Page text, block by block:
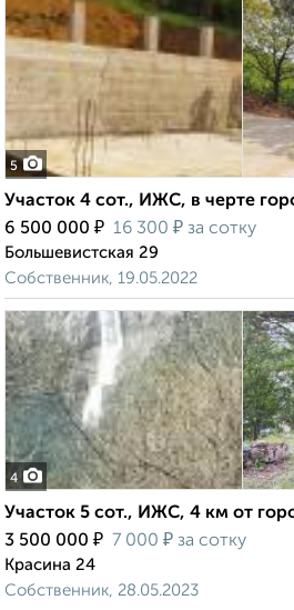
5
Участок 4 сот., ИЖС, в черте
6 500 000 ₽ 16 300 ₽ за сотку
Большевистская 29
Собственник, 19.05.2022
4
Участок 5 сот., ИЖС, 4 км от
3 500 000 ₽ 7 000 ₽ за сотку
Красина 24
Собственник, 28.05.2023